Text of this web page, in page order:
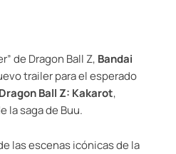
de Dragon Ball Z, Bandai
trailer para el esperado
Dragon Ball Z: Kakarot,
la saga de Buu.
las escenas icónicas de la